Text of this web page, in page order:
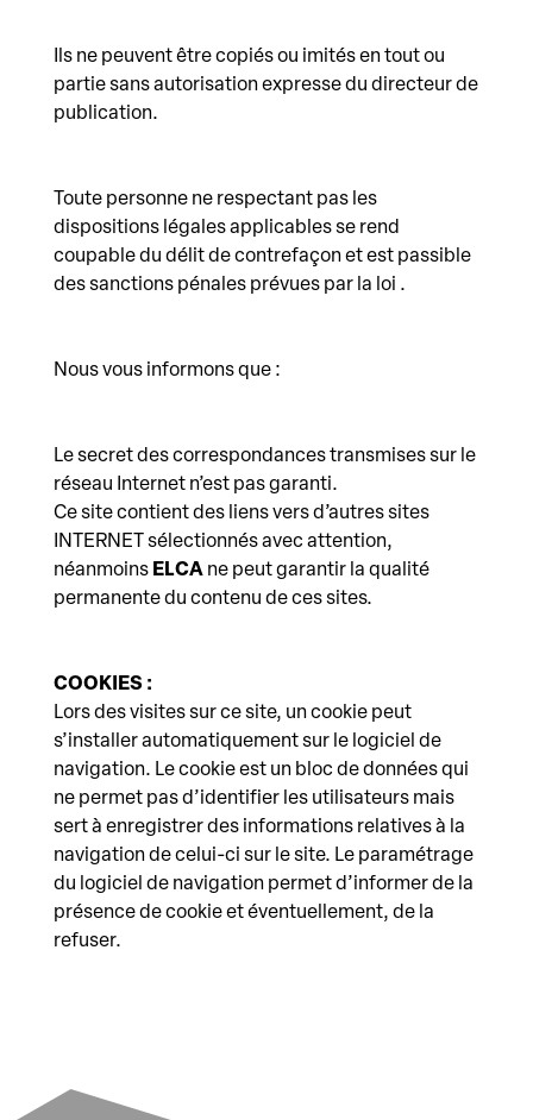
Ils ne peuvent être copiés ou imités en tout ou
partie sans autorisation expresse du directeur de
publication.
Toute personne ne respectant pas les
dispositions légales applicables se rend
coupable du délit de contrefaçon et est passible
des sanctions pénales prévues par la loi .
Nous vous informons que :
Le secret des correspondances transmises sur le
réseau Internet n’est pas garanti.
Ce site contient des liens vers d’autres sites
INTERNET sélectionnés avec attention,
néanmoins ELCAne peut garantir la qualité
permanente du contenu de ces sites.
COOKIES :
Lors des visites sur ce site, un cookie peut
s’installer automatiquement sur le logiciel de
navigation. Le cookie est un bloc de données qui
ne permet pas d’identifier les utilisateurs mais
sert à enregistrer des informations relatives à la
navigation de celui-ci sur le site. Le paramétrage
du logiciel de navigation permet d’informer de la
présence de cookie et éventuellement, de la
refuser.